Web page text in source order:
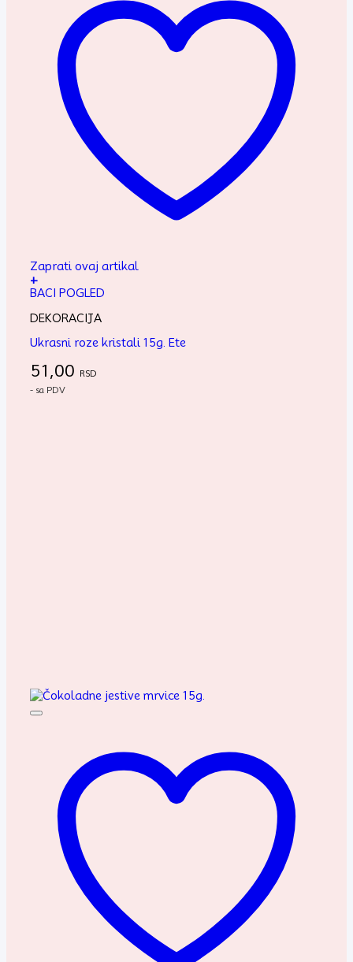
Zaprati ovaj artikal
+
BACI POGLED
DEKORACIJA
Ukrasni roze kristali 15g. Ete
51,00 RSD
- sa PDV